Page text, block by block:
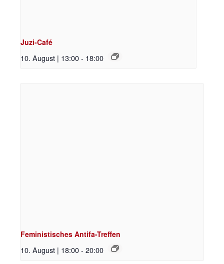
Juzi-Café
10. August | 13:00- 18:00
Feministisches Antifa-Treffen
10. August | 18:00- 20:00